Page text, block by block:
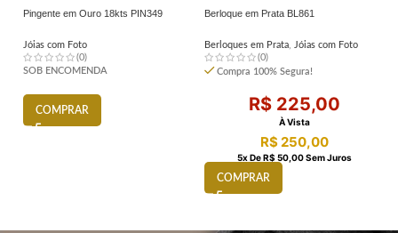
Pingente em Ouro 18kts PIN349
Jóias com Foto
(0)
SOB ENCOMENDA
COMPRAR
Berloque em Prata BL861
Berloques em Prata
Jóias com Foto
(0)
Compra 100% Segura!
R$225,00
À Vista
R$250,00
5X DeR$ 50,00Sem Juros
COMPRAR